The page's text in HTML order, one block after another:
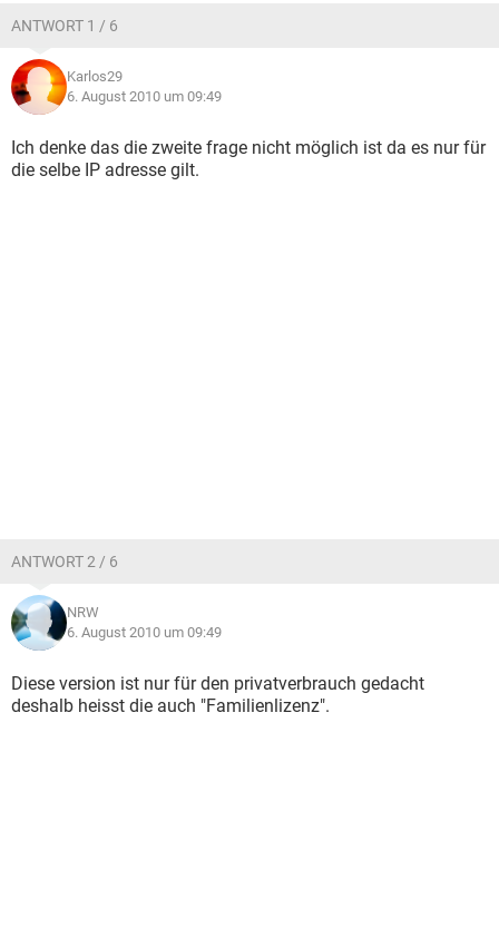
ANTWORT 1 / 6
Karlos29
6. August 2010 um 09:49
Ich denke das die zweite frage nicht möglich ist da es nur für
die selbe IP adresse gilt.
ANTWORT 2 / 6
NRW
6. August 2010 um 09:49
Diese version ist nur für den privatverbrauch gedacht
deshalb heisst die auch "Familienlizenz".